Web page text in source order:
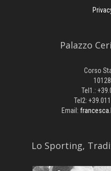
Palazzo
Corso
Tel1.:
Tel2:
Email:
​Lo Sporting,